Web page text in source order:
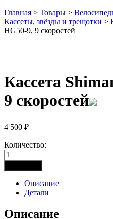
Главная > Товары >
Кассеты, звёзды и трещотки >
HG50-9, 9 скоростей
Кассета
9 скоростей
4 500 ₽
Количество:
Количество
товара
Кассета
Shimano
HG50-
9,
9
Описание
Детали
Описание